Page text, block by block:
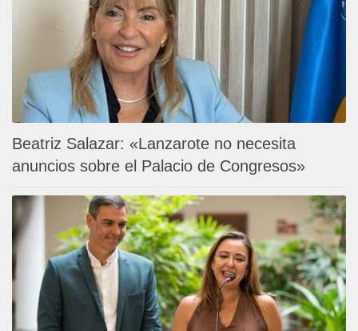
Beatriz Salazar: «Lanzarote no necesita
anuncios sobre el Palacio de Congresos»